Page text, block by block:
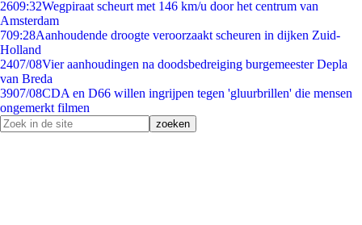
2609:32Wegpiraat scheurt met 146 km/u door het centrum van
Amsterdam
709:28Aanhoudende droogte veroorzaakt scheuren in dijken Zuid-
Holland
2407/08Vier aanhoudingen na doodsbedreiging burgemeester Depla
van Breda
3907/08CDA en D66 willen ingrijpen tegen 'gluurbrillen' die mensen
ongemerkt filmen